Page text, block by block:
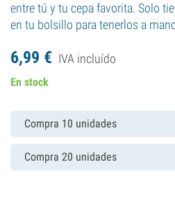
entre tú y tu cepa favorita. Solo
en tu bolsillo para tenerlos a
6,99 € IVA incluído
En stock
Compra 10 unidades
Compra 20 unidades